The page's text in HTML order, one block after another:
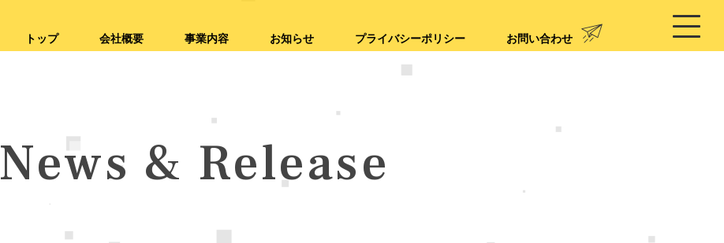
トップ 会社概要 事業内容 お知らせ プライバシーポリシー お問い合わせ
News & Release